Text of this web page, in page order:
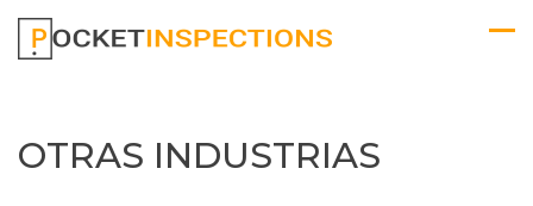
OTRAS INDUSTRIAS